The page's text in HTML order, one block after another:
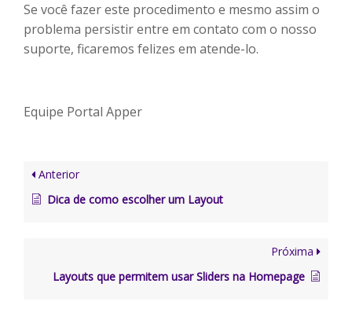
Se você fazer este procedimento e mesmo assim o
problema persistir entre em contato com o nosso
suporte, ficaremos felizes em atende-lo.
Equipe Portal Apper
Anterior
Dica de como escolher um Layout
Próxima
Layouts que permitem usar Sliders na Homepage